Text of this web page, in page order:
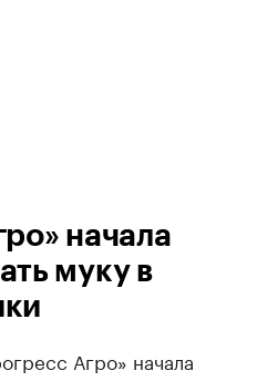
начала
муку в
Агро» начала